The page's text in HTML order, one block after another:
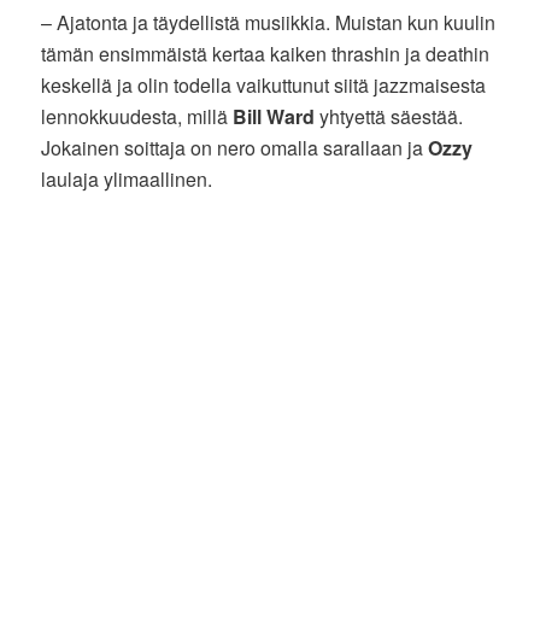
– Ajatonta ja täydellistä musiikkia. Muistan kun kuulin
tämän ensimmäistä kertaa kaiken thrashin ja deathin
keskellä ja olin todella vaikuttunut siitä jazzmaisesta
lennokkuudesta, millä Bill Ward yhtyettä säestää.
Jokainen soittaja on nero omalla sarallaan jaOzzy
laulaja ylimaallinen.